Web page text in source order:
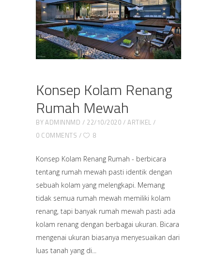
Konsep Kolam Renang
Rumah Mewah
BYADMINNMD 22/10/2020
ARTIKEL
0 COMMENTS
8
Konsep Kolam Renang Rumah - berbicara
tentang rumah mewah pasti identik dengan
sebuah kolam yang melengkapi. Memang
tidak semua rumah mewah memiliki kolam
renang, tapi banyak rumah mewah pasti ada
kolam renang dengan berbagai ukuran. Bicara
mengenai ukuran biasanya menyesuaikan dari
luas tanah yang di